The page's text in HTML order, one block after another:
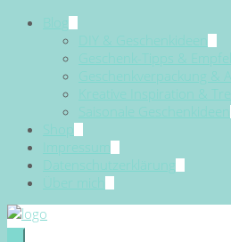
Blog
DIY & Geschenkideen
Geschenk-Tipps &
Geschenkverpackung &
Kreative Inspiration &
Saisonale Geschenkideen
Shop
Impressum
Datenschutzerklärung
Über mich